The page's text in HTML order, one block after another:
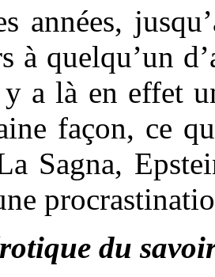
années,
à quelqu’un
a là en effet
façon, ce
Sagna,
du